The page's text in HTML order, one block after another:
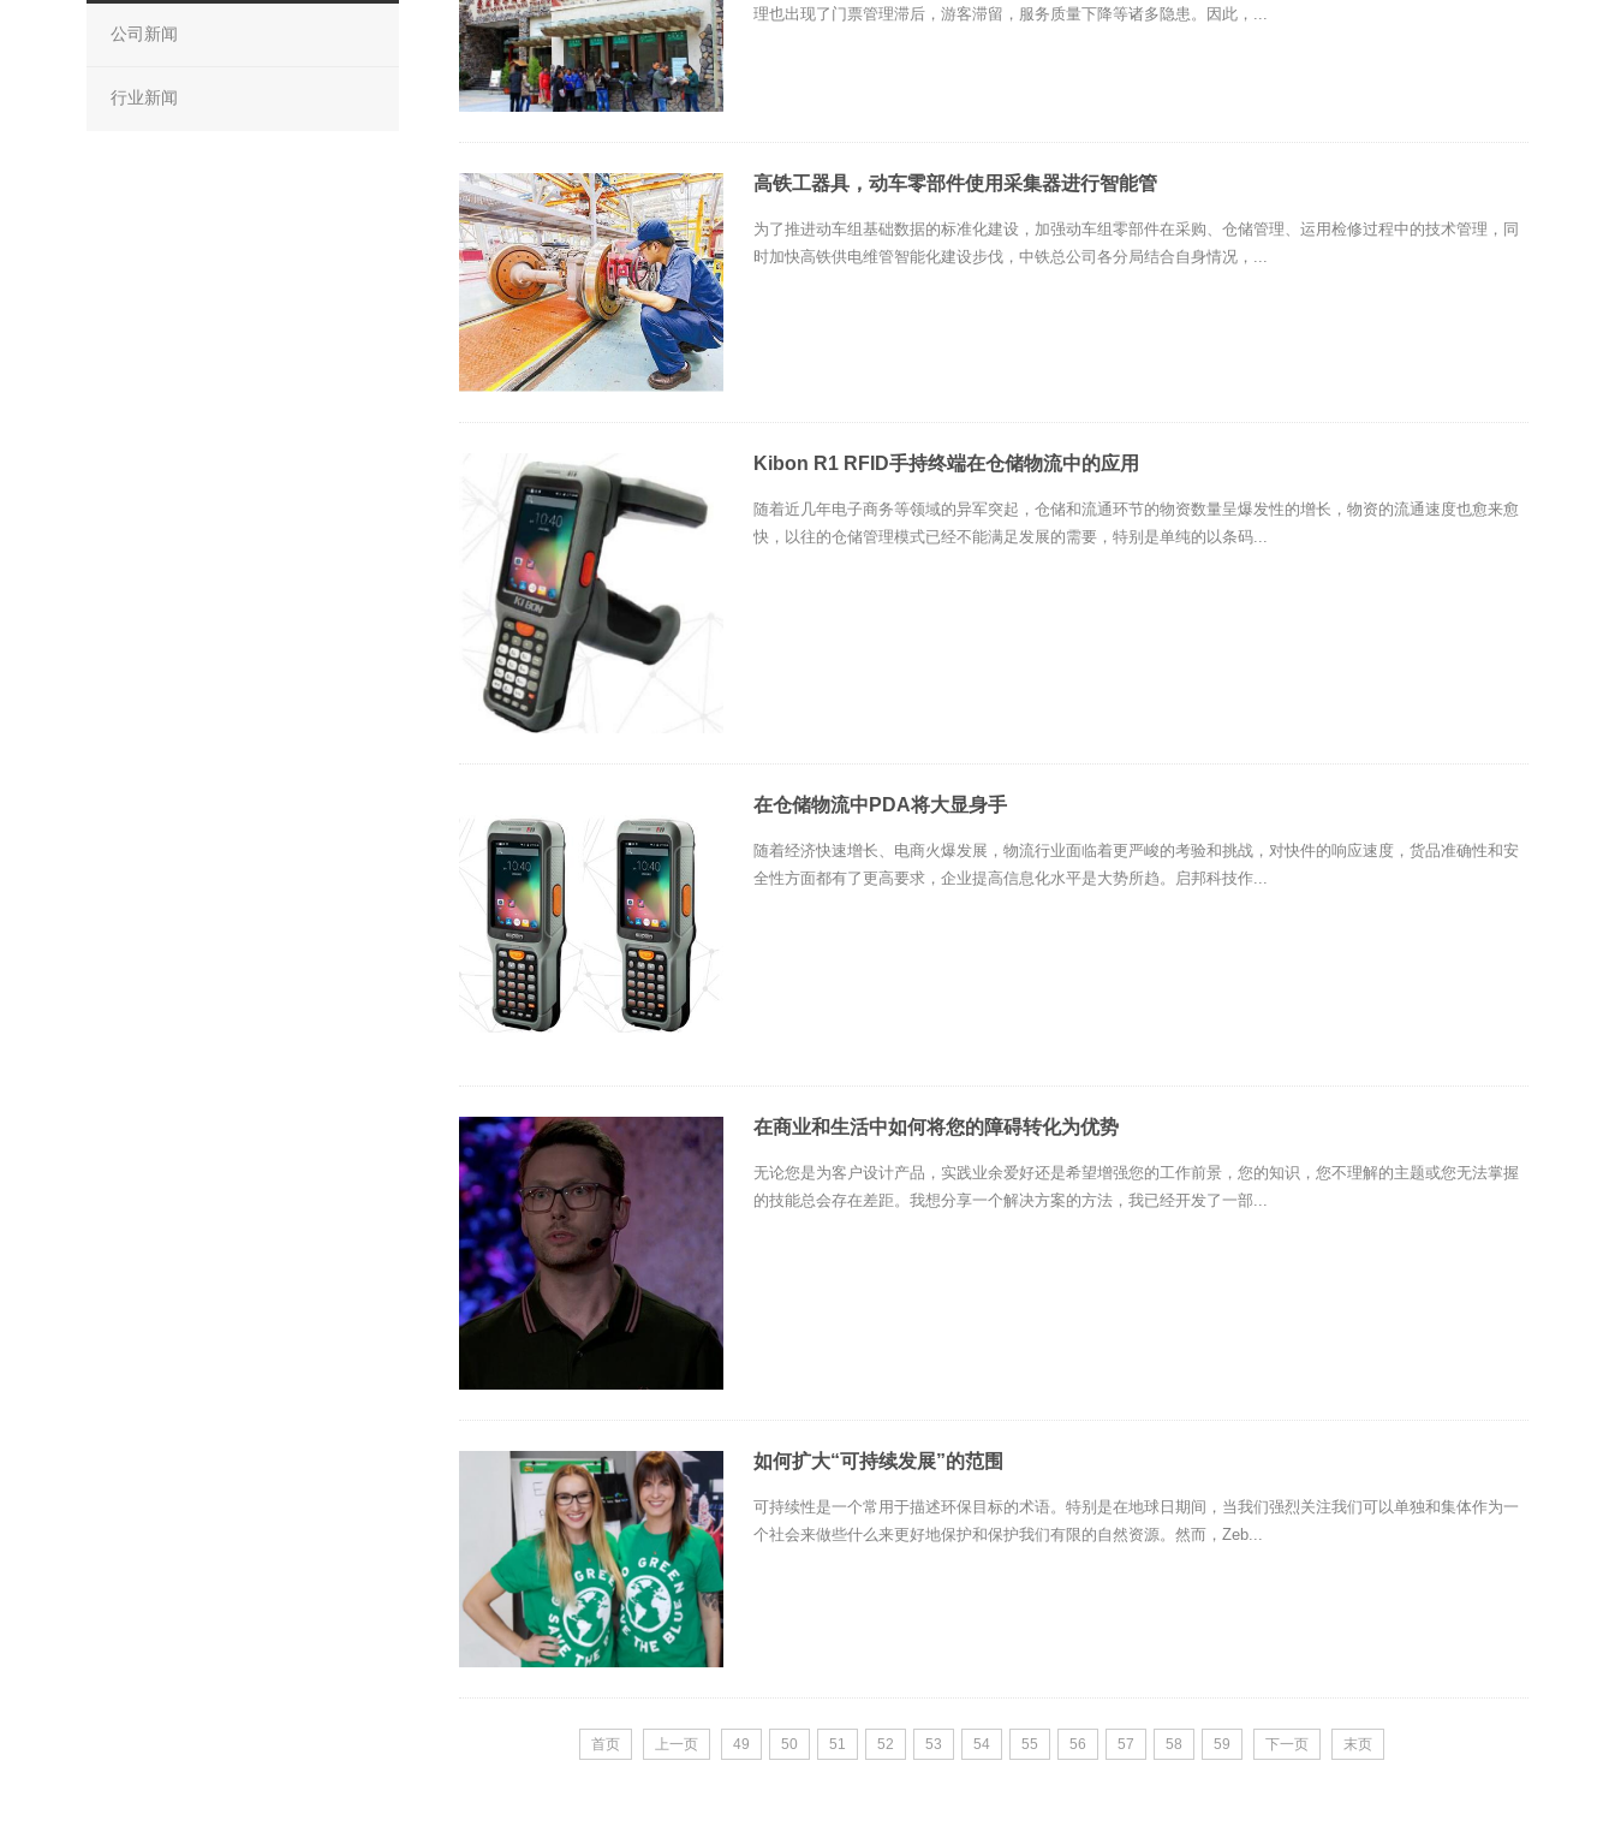
理也出现了门票管理滞后，游客滞留，服务质量下降等诸多隐患。因此，...
高铁工器具，动车零部件使用采集器进行智能管
为了推进动车组基础数据的标准化建设，加强动车组零部件在采购、仓储管理、运用检修过程中的技术管理，同
时加快高铁供电维管智能化建设步伐，中铁总公司各分局结合自身情况，...
Kibon R1 RFID手持终端在仓储物流中的应用
随着近几年电子商务等领域的异军突起，仓储和流通环节的物资数量呈爆发性的增长，物资的流通速度也愈来愈
快，以往的仓储管理模式已经不能满足发展的需要，特别是单纯的以条码...
在仓储物流中PDA将大显身手
随着经济快速增长、电商火爆发展，物流行业面临着更严峻的考验和挑战，对快件的响应速度，货品准确性和安
全性方面都有了更高要求，企业提高信息化水平是大势所趋。启邦科技作...
在商业和生活中如何将您的障碍转化为优势
无论您是为客户设计产品，实践业余爱好还是希望增强您的工作前景，您的知识，您不理解的主题或您无法掌握
的技能总会存在差距。我想分享一个解决方案的方法，我已经开发了一部...
如何扩大“可持续发展”的范围
可持续性是一个常用于描述环保目标的术语。特别是在地球日期间，当我们强烈关注我们可以单独和集体作为一
个社会来做些什么来更好地保护和保护我们有限的自然资源。然而，Zeb...
首页 上一页 49 50 51 52 53 54 55 56 57 58 59 下一页 末页
公司新闻
行业新闻